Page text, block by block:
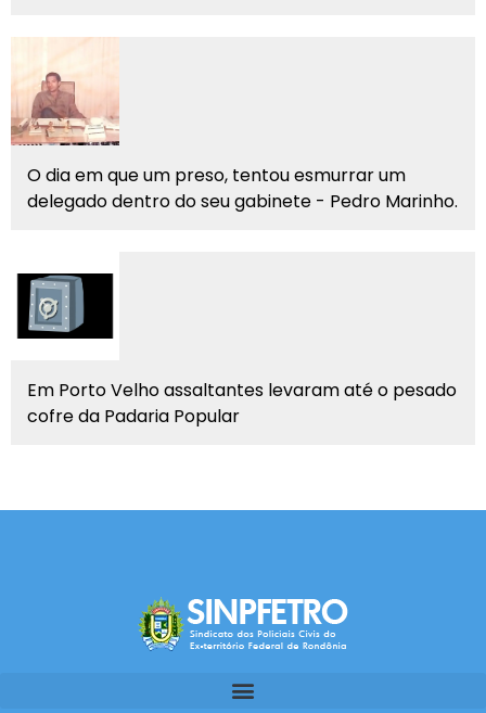
O dia em que um preso, tentou esmurrar um
delegado dentro do seu gabinete - Pedro Marinho.
Em Porto Velho assaltantes levaram até o pesado
cofre da Padaria Popular